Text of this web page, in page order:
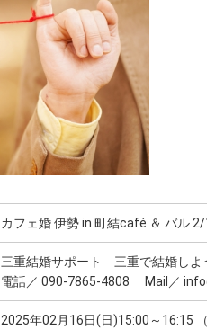
カフェ婚 伊勢 in 町結café ＆ バル
三重結婚サポート 三重で結婚しよ
電話／ 090-7865-4808 Mail／
2025年02月16日(日)15:00～16:15